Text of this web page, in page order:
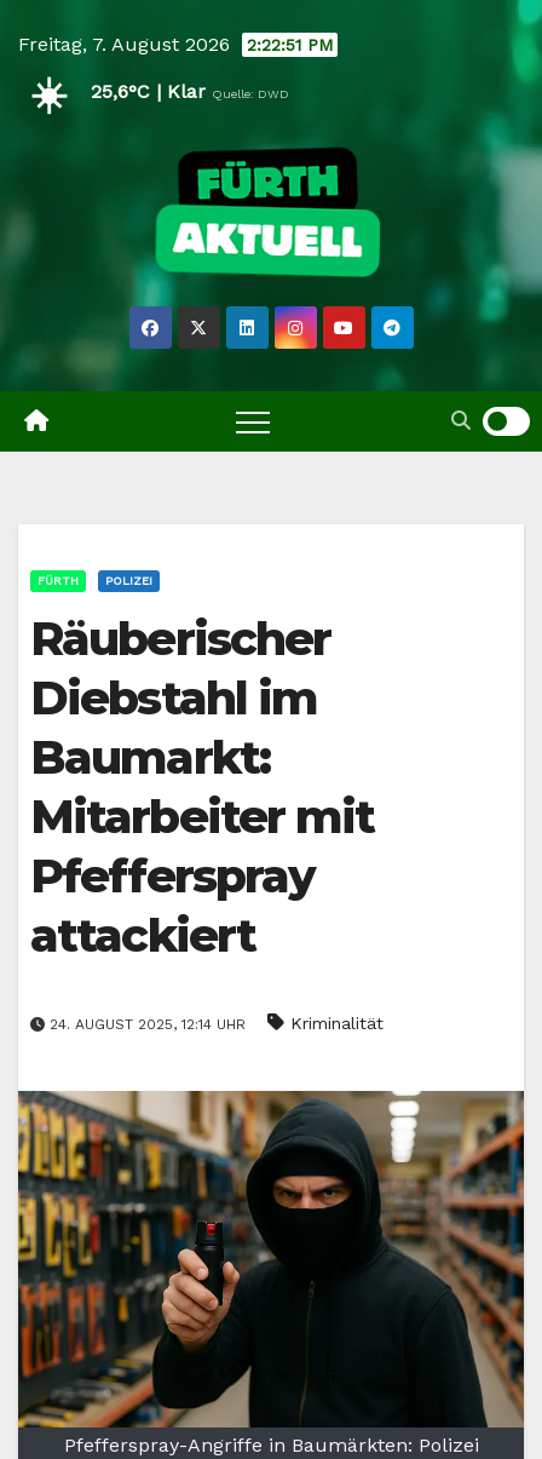
content
Freitag, 7. August 2026 2:22:52 PM
☀️ 25,6°C | Klar Quelle: DWD
FÜRTH POLIZEI
Räuberischer
Diebstahl im
Baumarkt:
Mitarbeiter mit
Pfefferspray
attackiert
24. AUGUST 2025, 12:14 UHR Kriminalität
Pfefferspray-Angriffe in Baumärkten: Polizei